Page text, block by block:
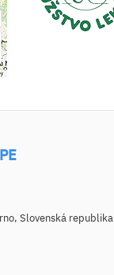
Slovenská republika